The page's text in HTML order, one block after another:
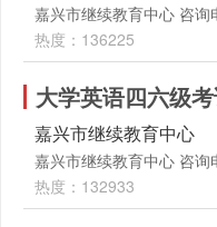
嘉兴市继续教育中心 咨
热度：136225
大学英语四六级
嘉兴市继续教育中心
嘉兴市继续教育中心 咨
热度：132933